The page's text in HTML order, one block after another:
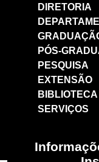
DIRETORIA
PÓS-
PESQUISA
EXTENSÃO
BIBLIOTECA
SERVIÇOS